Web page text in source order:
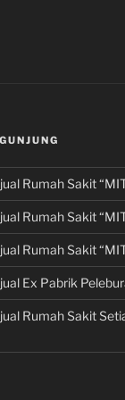
Rumah Sakit
Rumah Sakit
Rumah Sakit
Ex Pabrik
Rumah Sakit